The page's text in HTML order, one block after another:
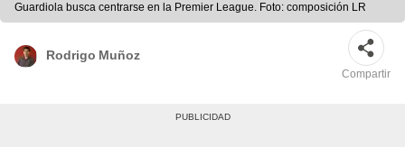
Guardiola busca centrarse en la Premier League. Foto: composición LR
Rodrigo Muñoz
Compartir